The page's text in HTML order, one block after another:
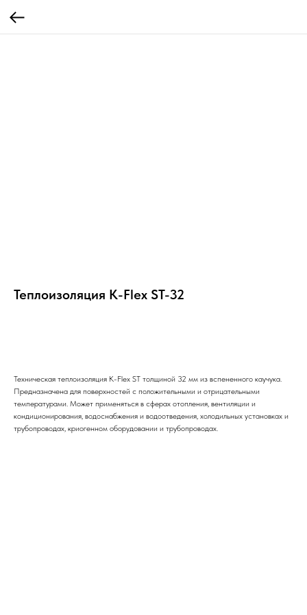
Теплоизоляция K-Flex ST-32
Техническая теплоизоляция K-Flex ST толщиной 32 мм из вспененного каучука.
Предназначена для поверхностей с положительными и отрицательными
температурами. Может применяться в сферах отопления, вентиляции и
кондиционирования, водоснабжения и водоотведения, холодильных установках и
трубопроводах, криогенном оборудовании и трубопроводах.